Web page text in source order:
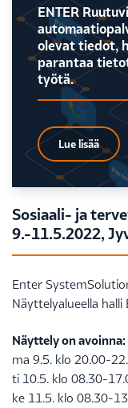
ENTER
olevat tiedot,
parantaa
työtä.
Lue lisää
Sosiaali- ja
9.-11.5.2022,
Enter
Näyttelyalueella halli
Näyttely on avoinna:
ma 9.5. klo 20.00-
ti 10.5. klo 08.30-
ke 11.5. klo 08.30-